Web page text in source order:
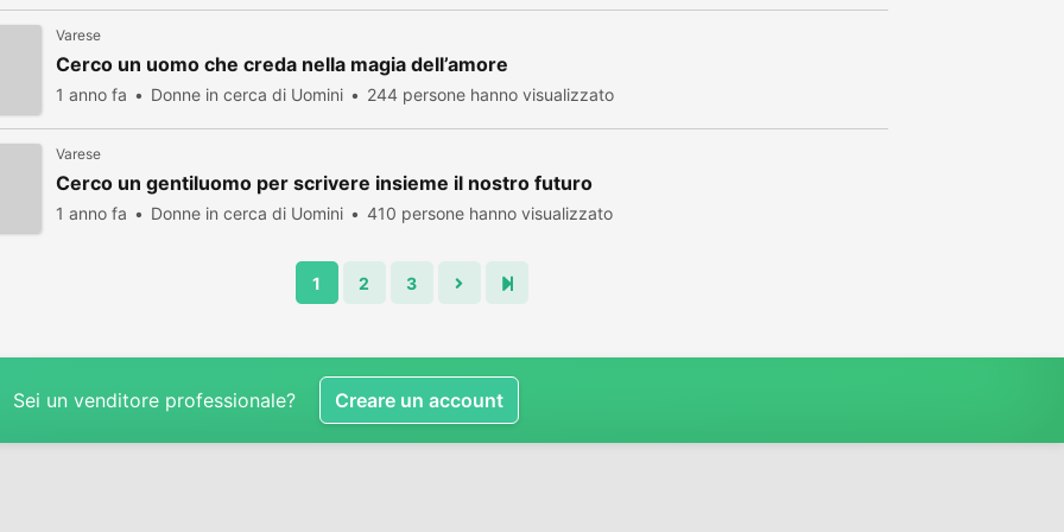
Varese
Cerco un uomo che creda nella magia dell’amore
1 anno fa Donne in cerca di Uomini 244 persone hanno visualizzato
Varese
Cerco un gentiluomo per scrivere insieme il nostro futuro
1 anno fa Donne in cerca di Uomini 410 persone hanno visualizzato
1 2 3
Sei un venditore professionale? Creare un account